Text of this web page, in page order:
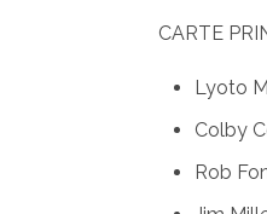
CARTE
Lyoto
Colby
Rob